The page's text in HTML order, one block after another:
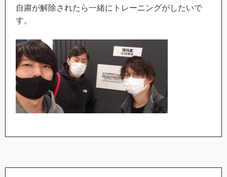
自粛が解除されたら一緒にトレーニングがしたいで
す。